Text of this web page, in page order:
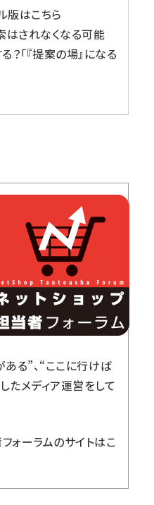
版はこちら
はされなくなる可能
「『提案の場』になる
る”、“ここに行けば
たメディア運営をして
ォーラムのサイトはこ